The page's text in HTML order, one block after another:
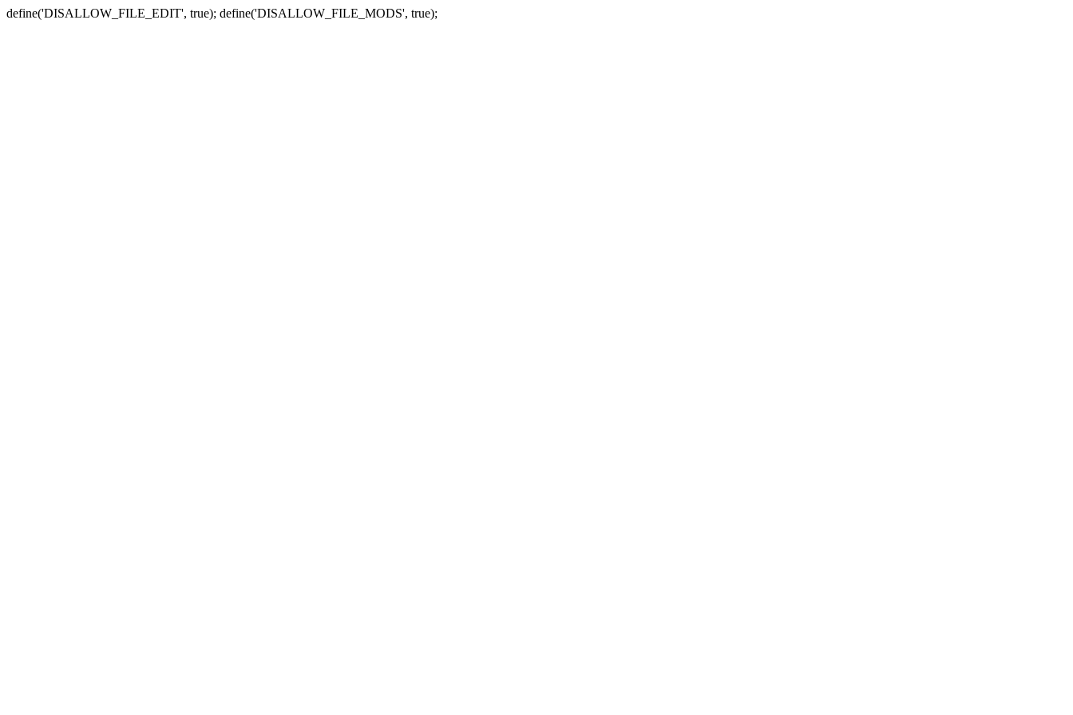
define('DISALLOW_FILE_EDIT', true); define('DISALLOW_FILE_MODS', true);